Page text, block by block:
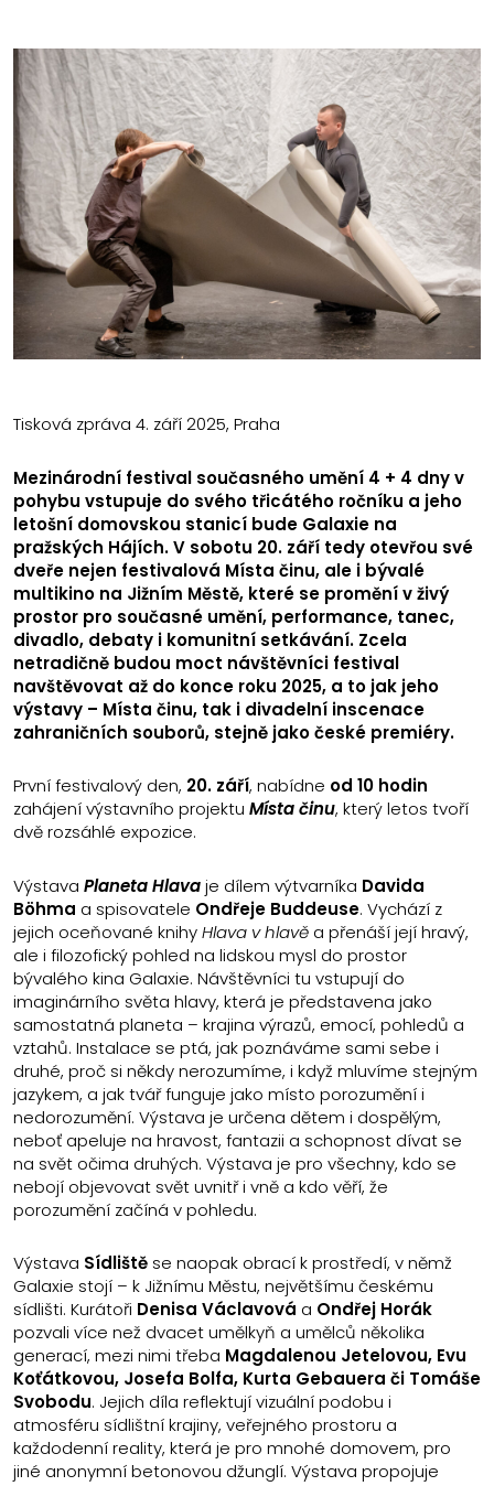
Tisková zpráva 4. září 2025, Praha
Mezinárodní festival současného umění 4 + 4 dny v
pohybu vstupuje do svého třicátého ročníku a jeho
letošní domovskou stanicí bude Galaxie na
pražských Hájích. V sobotu 20. září tedy otevřou své
dveře nejen festivalová Místa činu, ale i bývalé
multikino na Jižním Městě, které se promění v živý
prostor pro současné umění, performance, tanec,
divadlo, debaty i komunitní setkávání. Zcela
netradičně budou moct návštěvníci festival
navštěvovat až do konce roku 2025, a to jak jeho
výstavy – Místa činu, tak i divadelní inscenace
zahraničních souborů, stejně jako české premiéry.
První festivalový den, 20. září, nabídne od 10 hodin
zahájení výstavního projektu Místa činu, který letos tvoří
dvě rozsáhlé expozice.
Výstava Planeta Hlavaje dílem výtvarníka Davida
Böhma a spisovatele Ondřeje Buddeuse. Vychází z
jejich oceňované knihyHlava v hlavě a přenáší její hravý,
ale i filozofický pohled na lidskou mysl do prostor
bývalého kina Galaxie. Návštěvníci tu vstupují do
imaginárního světa hlavy, která je představena jako
samostatná planeta – krajina výrazů, emocí, pohledů a
vztahů. Instalace se ptá, jak poznáváme sami sebe i
druhé, proč si někdy nerozumíme, i když mluvíme stejným
jazykem, a jak tvář funguje jako místo porozumění i
nedorozumění. Výstava je určena dětem i dospělým,
neboť apeluje na hravost, fantazii a schopnost dívat se
na svět očima druhých. Výstava je pro všechny, kdo se
nebojí objevovat svět uvnitř i vně a kdo věří, že
porozumění začíná v pohledu.
Výstava Sídliště se naopak obrací k prostředí, v němž
Galaxie stojí – k Jižnímu Městu, největšímu českému
sídlišti. Kurátoři Denisa Václavová a Ondřej Horák
pozvali více než dvacet umělkyň a umělců několika
generací, mezi nimi třeba Magdalenou Jetelovou, Evu
Koťátkovou, Josefa Bolfa, Kurta Gebauera či Tomáše
Svobodu. Jejich díla reflektují vizuální podobu i
atmosféru sídlištní krajiny, veřejného prostoru a
každodenní reality, která je pro mnohé domovem, pro
jiné anonymní betonovou džunglí. Výstava propojuje